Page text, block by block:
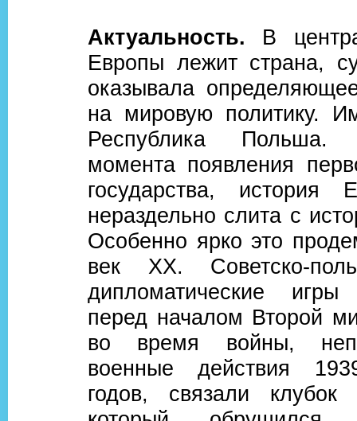
Актуальность. В
Европы лежит страна,
оказывала
на мировую политику.
Республика
момента появления
государства, история
нераздельно слита с
Особенно ярко это
век ХХ. Советско-
дипломатические
перед началом Второй
во время войны,
военные действия
годов, связали клубок